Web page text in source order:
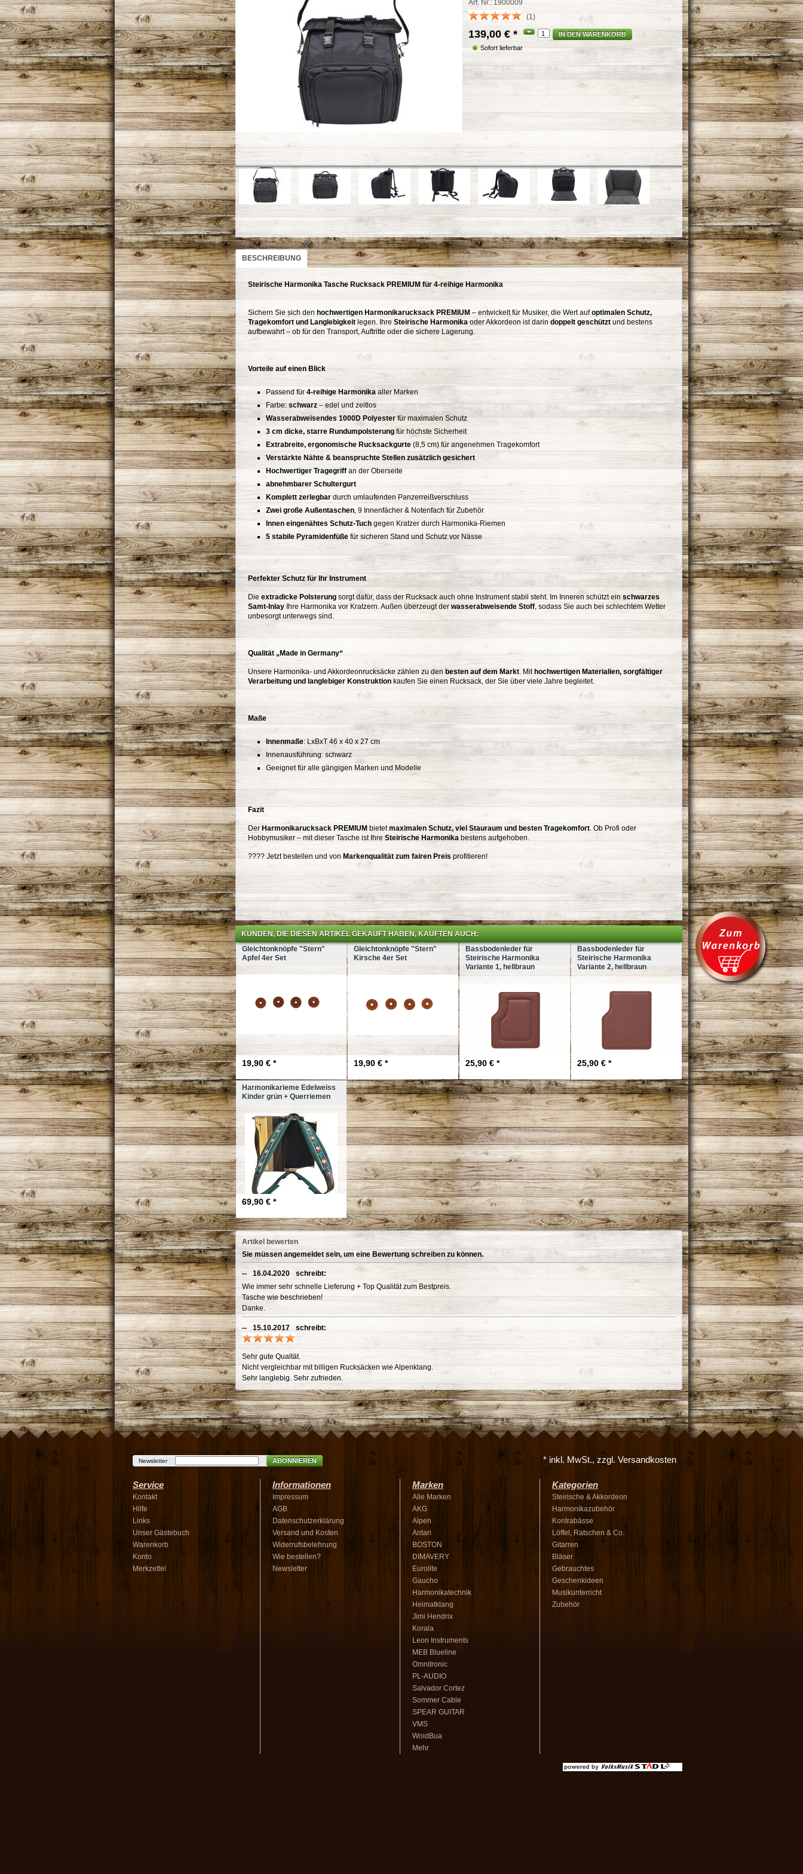
Art. Nr.: 1900009
(1)
139,00 € *
IN DEN WARENKORB
Sofort lieferbar
BESCHREIBUNG
Steirische Harmonika Tasche Rucksack PREMIUM für 4-reihige Harmonika
Sichern Sie sich den hochwertigen Harmonikarucksack PREMIUM – entwickelt für Musiker, die Wert aufoptimalen Schutz,
Tragekomfort und Langlebigkeit legen. Ihre Steirische Harmonika oder Akkordeon ist darin doppelt geschützt und bestens
aufbewahrt – ob für den Transport, Auftritte oder die sichere Lagerung.
Vorteile auf einen Blick
Passend für 4-reihige Harmonika aller Marken
Farbe: schwarz – edel und zeitlos
Wasserabweisendes 1000D Polyester für maximalen Schutz
3 cm dicke, starre Rundumpolsterung für höchste Sicherheit
Extrabreite, ergonomische Rucksackgurte (8,5 cm) für angenehmen Tragekomfort
Verstärkte Nähte & beanspruchte Stellen zusätzlich gesichert
Hochwertiger Tragegriff an der Oberseite
abnehmbarer Schultergurt
Komplett zerlegbar durch umlaufenden Panzerreißverschluss
Zwei große Außentaschen, 9 Innenfächer & Notenfach für Zubehör
Innen eingenähtes Schutz-Tuch gegen Kratzer durch Harmonika-Riemen
5 stabile Pyramidenfüße für sicheren Stand und Schutz vor Nässe
Perfekter Schutz für Ihr Instrument
Die extradicke Polsterung sorgt dafür, dass der Rucksack auch ohne Instrument stabil steht. Im Inneren schützt ein schwarzes
Samt-Inlay Ihre Harmonika vor Kratzern. Außen überzeugt der wasserabweisende Stoff, sodass Sie auch bei schlechtem Wetter
unbesorgt unterwegs sind.
Qualität „Made in Germany“
Unsere Harmonika- und Akkordeonrucksäcke zählen zu den besten auf dem Markt. Mit hochwertigen Materialien, sorgfältiger
Verarbeitung und langlebiger Konstruktion kaufen Sie einen Rucksack, der Sie über viele Jahre begleitet.
Maße
Innenmaße: LxBxT 46 x 40 x 27 cm
Innenausführung: schwarz
Geeignet für alle gängigen Marken und Modelle
Fazit
Der Harmonikarucksack PREMIUM bietetmaximalen Schutz, viel Stauraum und besten Tragekomfort. Ob Profi oder
Hobbymusiker – mit dieser Tasche ist Ihre Steirische Harmonika bestens aufgehoben.
???? Jetzt bestellen und von Markenqualität zum fairen Preis profitieren!
KUNDEN, DIE DIESEN ARTIKEL GEKAUFT HABEN, KAUFTEN AUCH:
Gleichtonknöpfe "Stern"
Apfel 4er Set
19,90 € *
Gleichtonknöpfe "Stern"
Kirsche 4er Set
19,90 € *
Bassbodenleder für
Steirische Harmonika
Variante 1, hellbraun
25,90 € *
Bassbodenleder für
Steirische Harmonika
Variante 2, hellbraun
25,90 € *
Harmonikarieme Edelweiss
Kinder grün + Querriemen
69,90 € *
Artikel bewerten
Sie müssen angemeldet sein, um eine Bewertung schreiben zu können.
-- schreibt:
16.04.2020
Wie immer sehr schnelle Lieferung + Top Qualität zum Bestpreis.
Tasche wie beschrieben!
Danke.
-- schreibt:
15.10.2017
Sehr gute Qualtät.
Nicht vergleichbar mit billigen Rucksäcken wie Alpenklang.
Sehr langlebig. Sehr zufrieden.
Newsletter ABONNIEREN * inkl. MwSt., zzgl. Versandkosten
Service
Kontakt
Hilfe
Links
Unser Gästebuch
Warenkorb
Konto
Merkzettel
Informationen
Impressum
AGB
Datenschutzerklärung
Versand und Kosten
Widerrufsbelehrung
Wie bestellen?
Newsletter
Marken
Alle Marken
AKG
Alpen
Antari
BOSTON
DIMAVERY
Eurolite
Gaucho
Harmonikatechnik
Heimatklang
Jimi Hendrix
Korala
Leon Instruments
MEB Blueline
Omnitronic
PL-AUDIO
Salvador Cortez
Sommer Cable
SPEAR GUITAR
VMS
WoidBua
Mehr
Kategorien
Steirische & Akkordeon
Harmonikazubehör
Kontrabässe
Löffel, Ratschen & Co.
Gitarren
Bläser
Gebrauchtes
Geschenkideen
Musikunterricht
Zubehör